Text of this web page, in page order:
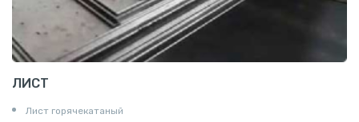
ЛИСТ
Лист горячекатаный